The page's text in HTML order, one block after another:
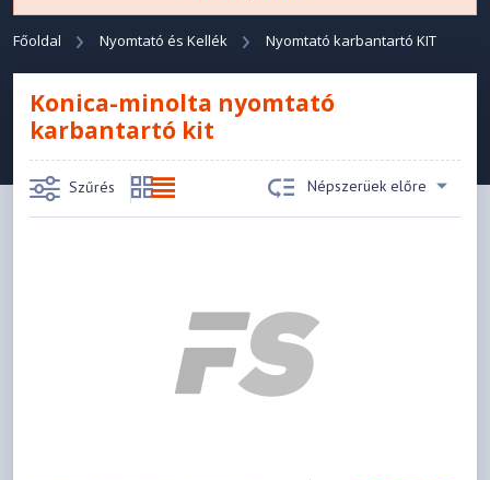
Főoldal Nyomtató és Kellék Nyomtató karbantartó KIT
Konica-minolta nyomtató
karbantartó kit
Szűrés Népszerüek előre